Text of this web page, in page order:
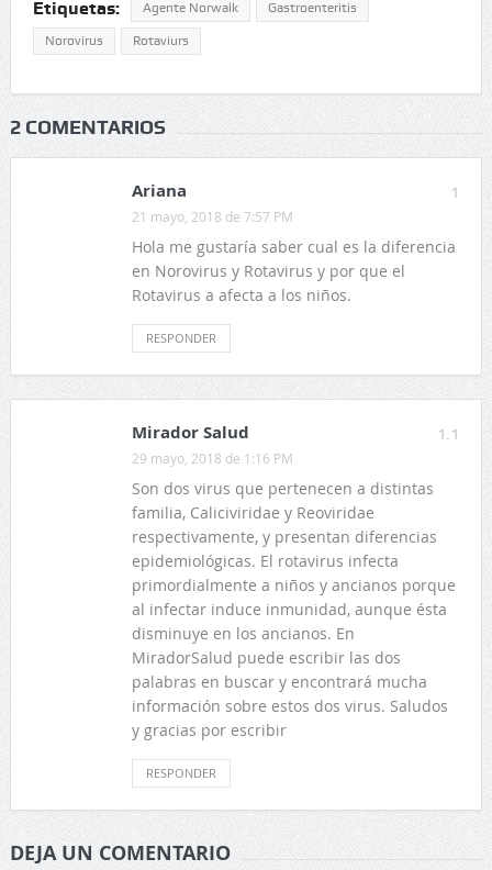
Etiquetas: Agente Norwalk Gastroenteritis
Norovirus Rotaviurs
2 COMENTARIOS
1
Ariana
21 mayo, 2018 de 7:57 PM
Hola me gustaría saber cual es la diferencia
en Norovirus y Rotavirus y por que el
Rotavirus a afecta a los niños.
RESPONDER
1.1
Mirador Salud
29 mayo, 2018 de 1:16 PM
Son dos virus que pertenecen a distintas
familia, Caliciviridae y Reoviridae
respectivamente, y presentan diferencias
epidemiológicas. El rotavirus infecta
primordialmente a niños y ancianos porque
al infectar induce inmunidad, aunque ésta
disminuye en los ancianos. En
MiradorSalud puede escribir las dos
palabras en buscar y encontrará mucha
información sobre estos dos virus. Saludos
y gracias por escribir
RESPONDER
DEJA UN COMENTARIO